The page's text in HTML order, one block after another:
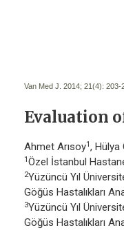
Van Med J. 2014; 21(4): 203-
Evaluation
Ahmet Arısoy1, Hülya
1Özel İstanbul
2Yüzüncü Yıl
Göğüs Hastalıkları
3Yüzüncü Yıl
Göğüs Hastalıkları